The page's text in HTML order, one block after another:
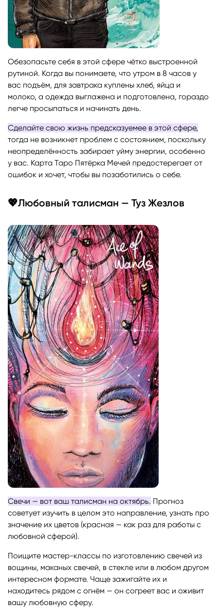
Обезопасьте себя в этой сфере чётко выстроенной
рутиной. Когда вы понимаете, что утром в 8 часов у
вас подъём, для завтрака куплены хлеб, яйца и
молоко, а одежда выглажена и подготовлена, гораздо
легче просыпаться и начинать день.
Сделайте свою жизнь предсказуемее в этой сфере,
тогда не возникнет проблем с состоянием, поскольку
неопределённость забирает уйму энергии, особенно
у вас. Карта Таро Пятёрка Мечей предостерегает от
ошибок и хочет, чтобы вы позаботились о себе.
💖Любовный талисман — Туз Жезлов
Свечи — вот ваш талисман на октябрь. Прогноз
советует изучить в целом это направление, узнать про
значение их цветов (красная — как раз для работы с
любовной сферой).
Поищите мастер-классы по изготовлению свечей из
вощины, маканых свечей, в стекле или в любом другом
интересном формате. Чаще зажигайте их и
находитесь рядом с огнём — он согреет вас и оживит
вашу любовную сферу.